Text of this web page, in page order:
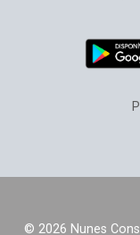
© 2026 Nunes